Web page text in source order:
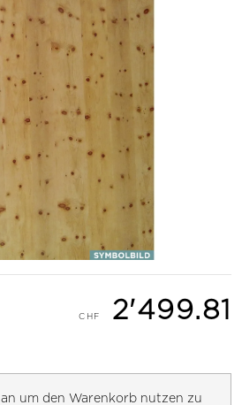
2'499.81
um den Warenkorb nutzen zu